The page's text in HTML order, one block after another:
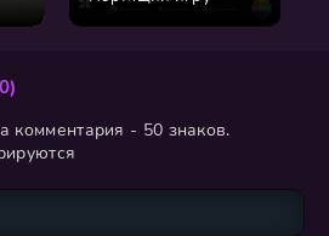
комментария - 50 знаков.